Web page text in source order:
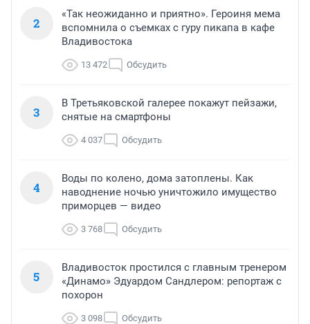
2
«Так неожиданно и приятно». Героиня мема
вспомнила о съемках с гуру пикапа в кафе
Владивостока
13 472 Обсудить
3
В Третьяковской галерее покажут пейзажи,
снятые на смартфоны
4 037 Обсудить
4
Воды по колено, дома затоплены. Как
наводнение ночью уничтожило имущество
приморцев — видео
3 768 Обсудить
5
Владивосток простился с главным тренером
«Динамо» Эдуардом Сандлером: репортаж с
похорон
3 098 Обсудить